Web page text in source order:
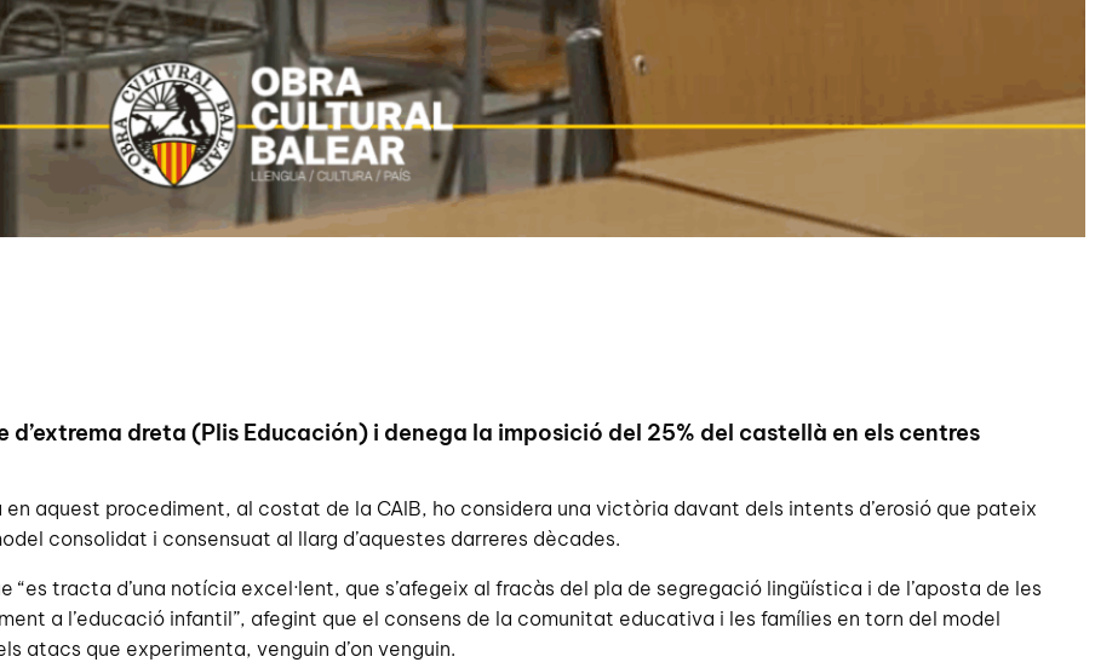
d’extrema dreta (Plis Educación) i denega la imposició del 25% del castellà en els centres
en aquest procediment, al costat de la CAIB, ho considera una victòria davant dels intents d’erosió que pateix
consolidat i consensuat al llarg d’aquestes darreres dècades.
“es tracta d’una notícia excel·lent, que s’afegeix al fracàs del pla de segregació lingüística i de l’aposta de les
a l’educació infantil”, afegint que el consens de la comunitat educativa i les famílies en torn del model
atacs que experimenta, venguin d’on venguin.